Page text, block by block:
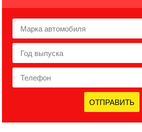
ОТПРАВИТЬ